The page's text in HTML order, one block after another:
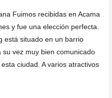
Fuimos recibidas en Acama
y fue una elección perfecta.
está situado en un barrio
vez muy bien comunicado
ciudad. A varios atractivos